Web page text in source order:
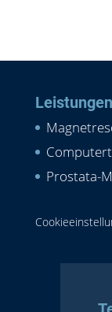
Leistungen
Prostata-